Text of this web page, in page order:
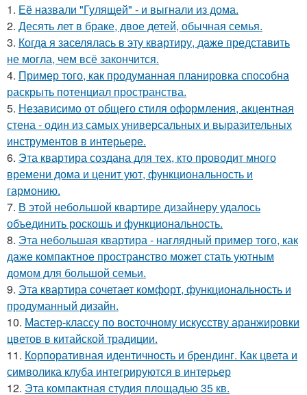
1. Её назвали "Гулящей" - и выгнали из дома.
2. Десять лет в браке, двое детей, обычная семья.
3. Когда я заселялась в эту квартиру, даже представить
не могла, чем всё закончится.
4. Пример того, как продуманная планировка способна
раскрыть потенциал пространства.
5. Независимо от общего стиля оформления, акцентная
стена - один из самых универсальных и выразительных
инструментов в интерьере.
6. Эта квартира создана для тех, кто проводит много
времени дома и ценит уют, функциональность и
гармонию.
7. В этой небольшой квартире дизайнеру удалось
объединить роскошь и функциональность.
8. Эта небольшая квартира - наглядный пример того, как
даже компактное пространство может стать уютным
домом для большой семьи.
9. Эта квартира сочетает комфорт, функциональность и
продуманный дизайн.
10. Мастер-классу по восточному искусству аранжировки
цветов в китайской традиции.
11. Корпоративная идентичность и брендинг. Как цвета и
символика клуба интегрируются в интерьер
12. Эта компактная студия площадью 35 кв.